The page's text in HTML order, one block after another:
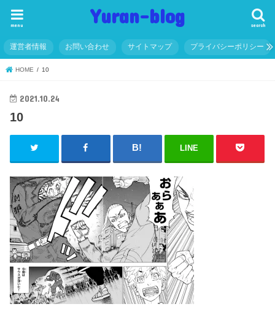
Yuran-blog search
menu
運営者情報 お問い合わせ サイトマップ プライバシーポリシー
HOME 10
2021.10.24
10
LINE